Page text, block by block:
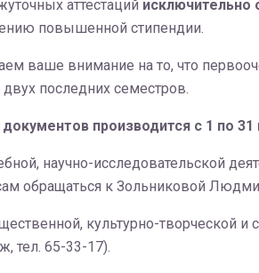
аттестаций исключительно
повышенной стипендии.
ваше внимание на то, что
двух последних семестров.
производится с 1 по
научно-исследовательской
обращаться к Зольниковой
культурно-творческой
тел. 65-33-17).